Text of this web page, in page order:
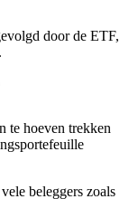
door de ETF,
te hoeven trekken
beleggers zoals